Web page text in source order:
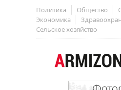
Политика Общество
Экономика
Сельское хозяйство